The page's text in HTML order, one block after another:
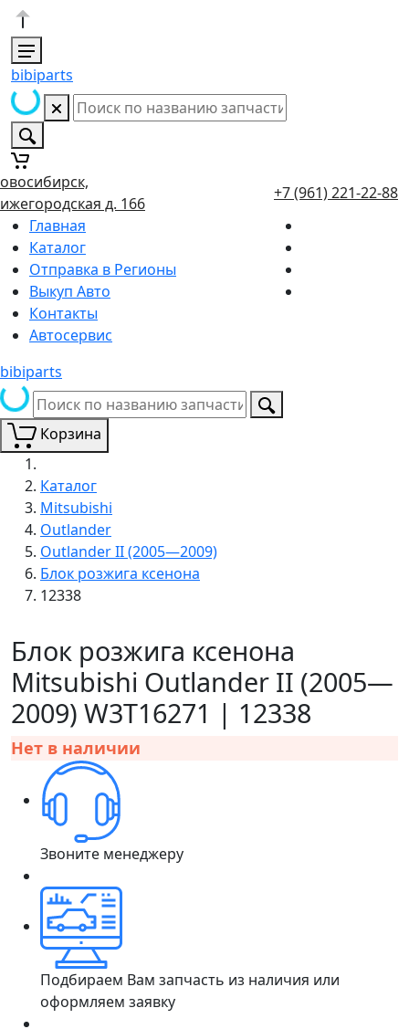
bibiparts
д. 166
+7 (961) 221-22-88
Главная
Каталог
Отправка в Регионы
Выкуп Авто
Контакты
Автосервис
bibiparts
Корзина
Каталог
Mitsubishi
Outlander
Outlander II (2005—2009)
Блок розжига ксенона
12338
Блок розжига ксенона
Mitsubishi Outlander II (2005—
2009) W3T16271 | 12338
Нет в наличии
Звоните менеджеру
Подбираем Вам запчасть из наличия или
оформляем заявку